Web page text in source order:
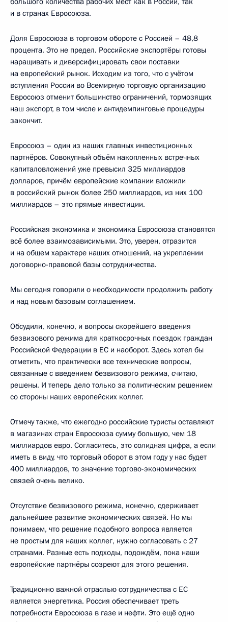
и в странах Евросоюза.
Доля Евросоюза в торговом обороте с Россией – 48,8
процента. Это не предел. Российские экспортёры готовы
наращивать и диверсифицировать свои поставки
на европейский рынок. Исходим из того, что с учётом
вступления России во Всемирную торговую организацию
Евросоюз отменит большинство ограничений, тормозящих
наш экспорт, в том числе и антидемпинговые процедуры
закончит.
Евросоюз – один из наших главных инвестиционных
партнёров. Совокупный объём накопленных встречных
капиталовложений уже превысил 325 миллиардов
долларов, причём европейские компании вложили
в российский рынок более 250 миллиардов, из них 100
миллиардов – это прямые инвестиции.
Российская экономика и экономика Евросоюза становятся
всё более взаимозависимыми. Это, уверен, отразится
и на общем характере наших отношений, на укреплении
договорно-правовой базы сотрудничества.
Мы сегодня говорили о необходимости продолжить работу
и над новым базовым соглашением.
Обсудили, конечно, и вопросы скорейшего введения
безвизового режима для краткосрочных поездок граждан
Российской Федерации в ЕС и наоборот. Здесь хотел бы
отметить, что практически все технические вопросы,
связанные с введением безвизового режима, считаю,
решены. И теперь дело только за политическим решением
со стороны наших европейских коллег.
Отмечу также, что ежегодно российские туристы оставляют
в магазинах стран Евросоюза сумму большую, чем 18
миллиардов евро. Согласитесь, это солидная цифра, а если
иметь в виду, что торговый оборот в этом году у нас будет
400 миллиардов, то значение торгово-экономических
связей очень велико.
Отсутствие безвизового режима, конечно, сдерживает
дальнейшее развитие экономических связей. Но мы
понимаем, что решение подобного вопроса является
не простым для наших коллег, нужно согласовать с 27
странами. Разные есть подходы, подождём, пока наши
европейские партнёры созреют для этого решения.
Традиционно важной отраслью сотрудничества с ЕС
является энергетика. Россия обеспечивает треть
потребности Евросоюза в газе и нефти. Это ещё одно